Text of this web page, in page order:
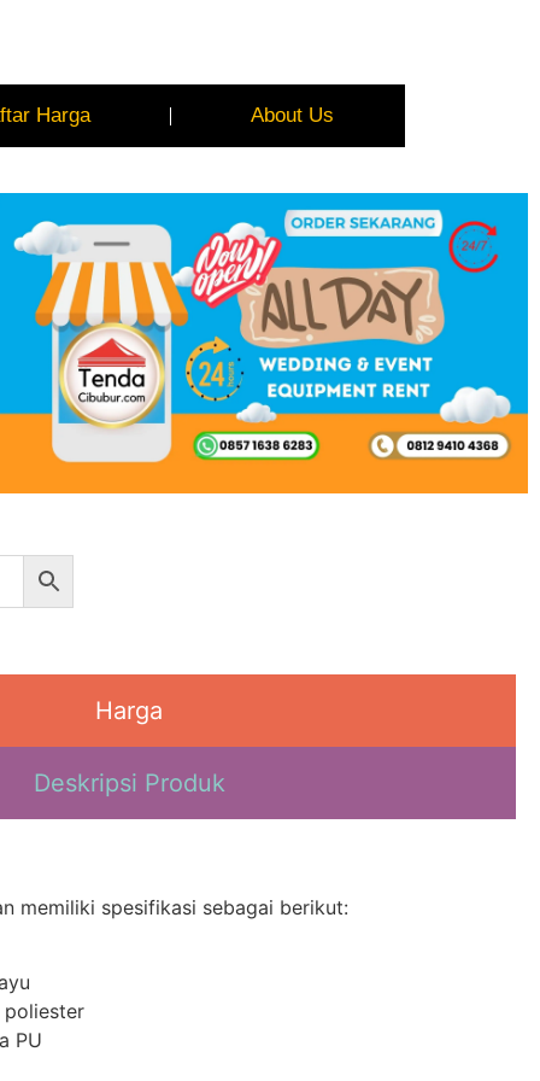
Harga About Us
Harga
Deskripsi Produk
memiliki spesifikasi sebagai berikut:
poliester
PU